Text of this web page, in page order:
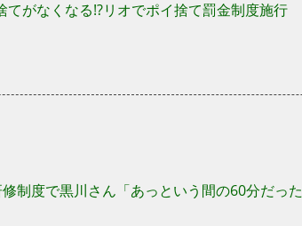
てがなくなる!?リオでポイ捨て罰金制度施行
制度で黒川さん「あっという間の60分だった